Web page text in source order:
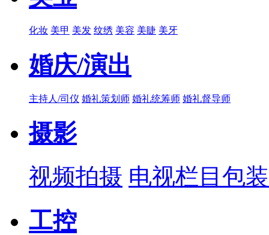
化妆 美甲 美发 纹绣 美容 美睫 美牙
婚庆/演出
主持人/司仪 婚礼策划师 婚礼统筹师 婚礼督导师
摄影
视频拍摄 电视栏目包装
工控